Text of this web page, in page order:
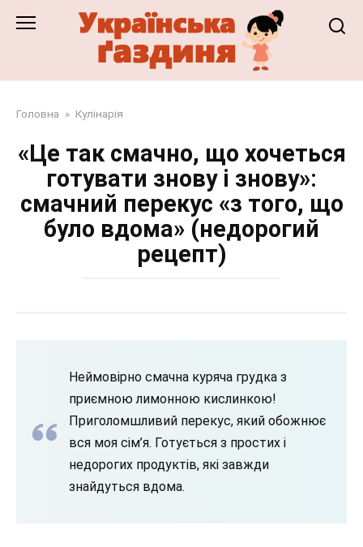
Головна » Кулінарія
«Це так смачно, що хочеться
готувати знову і знову»:
смачний перекус «з того, що
було вдома» (недорогий
рецепт)
Неймовірно смачна куряча грудка з
приємною лимонною кислинкою!
Приголомшливий перекус, який обожнює
вся моя сім’я. Готується з простих і
недорогих продуктів, які завжди
знайдуться вдома.